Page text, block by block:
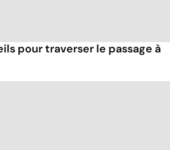
pour traverser le passage à